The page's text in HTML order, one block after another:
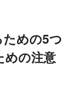
めの5つ
めの注意